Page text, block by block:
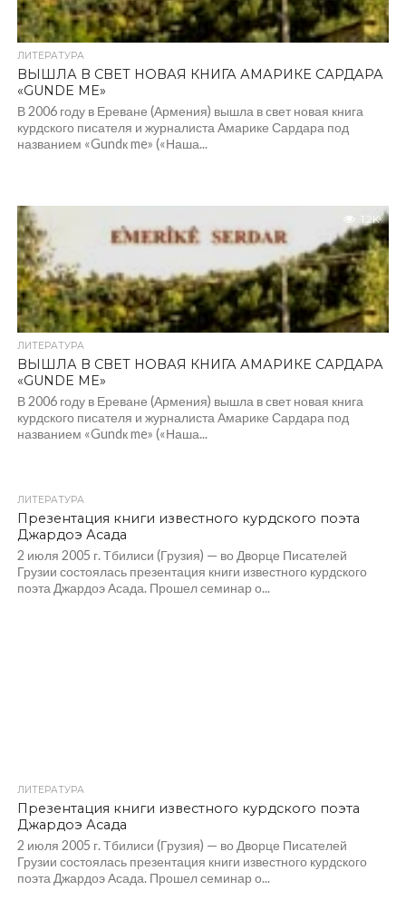
ЛИТЕРАТУРА
ВЫШЛА В СВЕТ НОВАЯ КНИГА АМАРИКЕ САРДАРА
«GUNDE ME»
В 2006 году в Ереване (Армения) вышла в свет новая книга
курдского писателя и журналиста Амарике Сардара под
названием «Gundк me» («Наша...
1.2K
ЛИТЕРАТУРА
ВЫШЛА В СВЕТ НОВАЯ КНИГА АМАРИКЕ САРДАРА
«GUNDE ME»
В 2006 году в Ереване (Армения) вышла в свет новая книга
курдского писателя и журналиста Амарике Сардара под
названием «Gundк me» («Наша...
ЛИТЕРАТУРА
Презентация книги известного курдского поэта
Джардоэ Асада
2 июля 2005 г. Тбилиси (Грузия) — во Дворце Писателей
Грузии состоялась презентация книги известного курдского
поэта Джардоэ Асада. Прошел семинар о...
ЛИТЕРАТУРА
Презентация книги известного курдского поэта
Джардоэ Асада
2 июля 2005 г. Тбилиси (Грузия) — во Дворце Писателей
Грузии состоялась презентация книги известного курдского
поэта Джардоэ Асада. Прошел семинар о...